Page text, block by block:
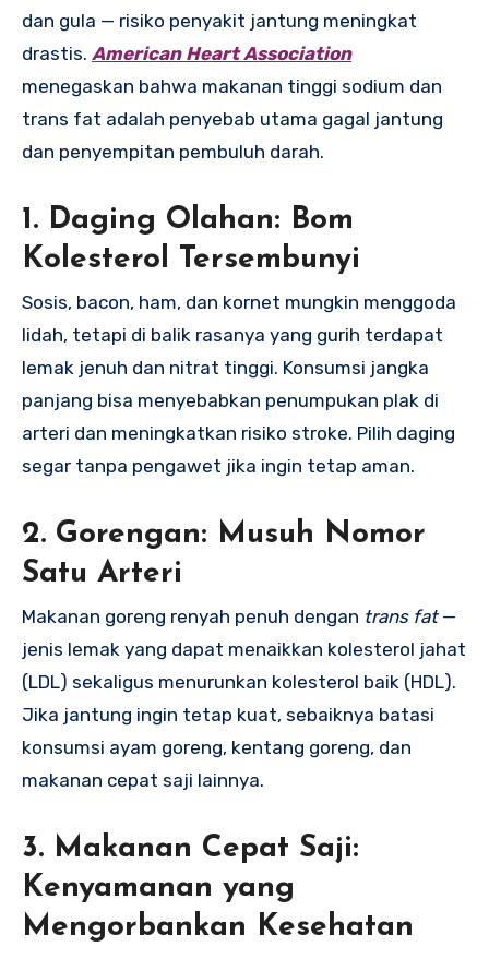
dan gula — risiko penyakit jantung meningkat
drastis. American Heart Association
menegaskan bahwa makanan tinggi sodium dan
trans fat adalah penyebab utama gagal jantung
dan penyempitan pembuluh darah.
1. Daging Olahan: Bom
Kolesterol Tersembunyi
Sosis, bacon, ham, dan kornet mungkin menggoda
lidah, tetapi di balik rasanya yang gurih terdapat
lemak jenuh dan nitrat tinggi. Konsumsi jangka
panjang bisa menyebabkan penumpukan plak di
arteri dan meningkatkan risiko stroke. Pilih daging
segar tanpa pengawet jika ingin tetap aman.
2. Gorengan: Musuh Nomor
Satu Arteri
Makanan goreng renyah penuh dengan trans fat—
jenis lemak yang dapat menaikkan kolesterol jahat
(LDL) sekaligus menurunkan kolesterol baik (HDL).
Jika jantung ingin tetap kuat, sebaiknya batasi
konsumsi ayam goreng, kentang goreng, dan
makanan cepat saji lainnya.
3. Makanan Cepat Saji:
Kenyamanan yang
Mengorbankan Kesehatan